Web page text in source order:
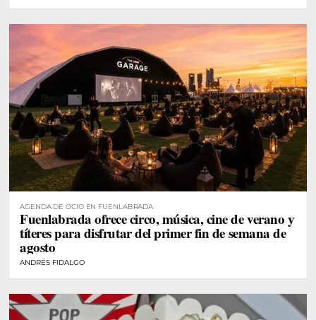
AGENDA DE OCIO EN FUENLABRADA
Fuenlabrada ofrece circo, música, cine de verano y
títeres para disfrutar del primer fin de semana de
agosto
ANDRÉS FIDALGO